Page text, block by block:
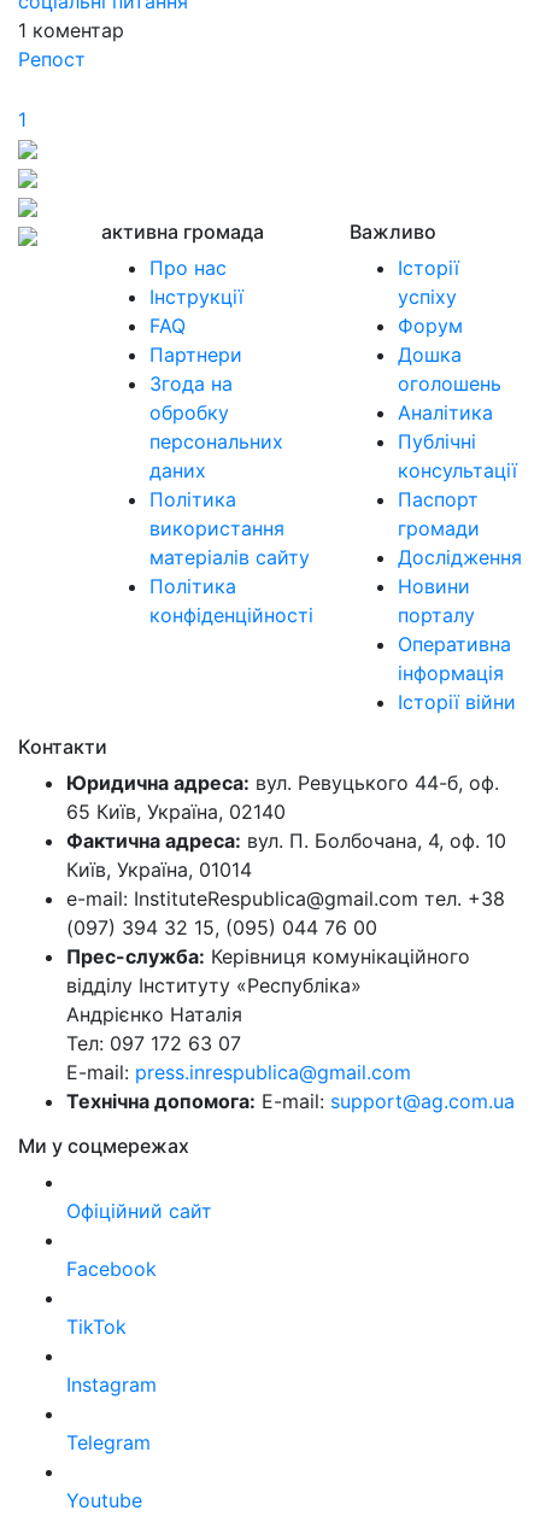
1 коментар
Репост
1
активна громада
Про нас
Інструкції
FAQ
Партнери
Згода на
обробку
персональних
даних
Політика
використання
матеріалів сайту
Політика
конфіденційності
Важливо
Історії
успіху
Форум
Дошка
оголошень
Аналітика
Публічні
консультації
Паспорт
громади
Дослідження
Новини
порталу
Оперативна
інформація
Історії війни
Контакти
Юридична адреса: вул. Ревуцького 44-б, оф.
65 Київ, Україна, 02140
Фактична адреса: вул. П. Болбочана, 4, оф. 10
Київ, Україна, 01014
e-mail: InstituteRespublica@gmail.com тел. +38
(097) 394 32 15, (095) 044 76 00
Прес-служба: Керівниця комунікаційного
відділу Інституту «Республіка»
Андрієнко Наталія
Тел: 097 172 63 07
E-mail: press.inrespublica@gmail.com
Технічна допомога: E-mail: support@ag.com.ua
Ми у соцмережах
Офіційний сайт
Facebook
TikTok
Instagram
Telegram
Youtube